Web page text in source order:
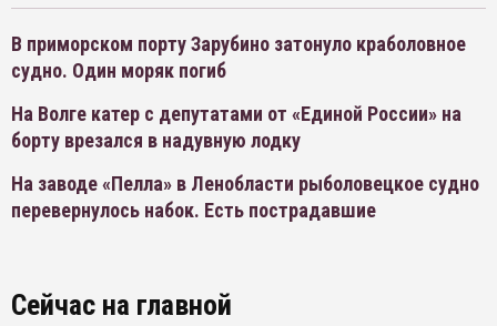
В приморском порту Зарубино затонуло краболовное
судно. Один моряк погиб
На Волге катер с депутатами от «Единой России» на
борту врезался в надувную лодку
На заводе «Пелла» в Ленобласти рыболовецкое судно
перевернулось набок. Есть пострадавшие
Сейчас на главной